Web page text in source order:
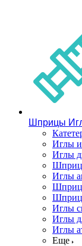
Шприцы
Иглы
Иглы
Иглы
Иглы
Иглы
Иглы
Еще